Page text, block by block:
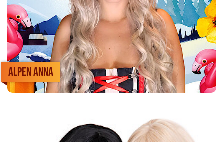
Alpen Anna